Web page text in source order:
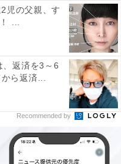
児の父親、す
...
、返済を3～6
ら返済...
Recommended by